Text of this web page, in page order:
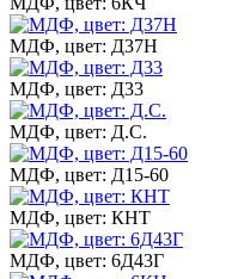
МДФ, цвет: Д37Н
МДФ, цвет: Д33
МДФ, цвет: Д.С.
МДФ, цвет: Д15-60
МДФ, цвет: КНТ
МДФ, цвет: 6Д43Г